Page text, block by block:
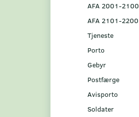
AFA 2001-2100
AFA 2101-2200
Tjeneste
Porto
Gebyr
Postfærge
Avisporto
Soldater